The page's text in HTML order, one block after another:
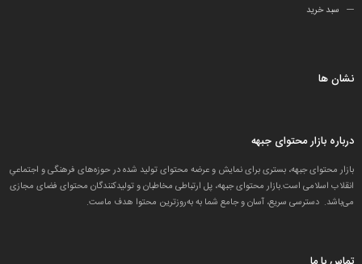
سبد خرید
نشان ها
درباره بازار محتوای جبهه
بازار محتوای جبهه، بستری برای نمایش و عرضه محتوای تولید شده در حوزه‌های فرهنگی و اجتماعیِ
انقلاب اسلامی است.بازار محتوای جبهه، پل ارتباطی مخاطبان و تولید‌کنندگان محتوای فضای مجازی
می‌باشد. دسترسی سریع، آسان و جامع شما به به‌روزترین محتوا هدف ماست.